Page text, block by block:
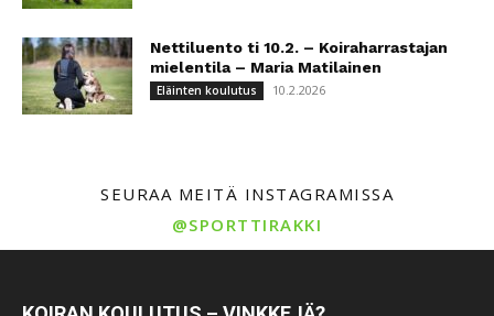
Nettiluento ti 10.2. – Koiraharrastajan
mielentila – Maria Matilainen
Eläinten koulutus 10.2.2026
SEURAA MEITÄ INSTAGRAMISSA
@SPORTTIRAKKI